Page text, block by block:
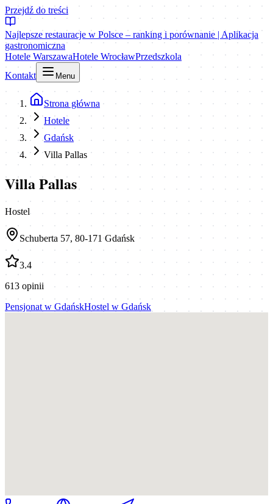
Przejdź do treści
Najlepsze restauracje w Polsce – ranking i porównanie | Aplikacja
gastronomiczna
Hotele WarszawaHotele WrocławPrzedszkola
Kontakt
Menu
Strona główna
Hotele
Gdańsk
Villa Pallas
Villa Pallas
Hostel
Schuberta 57, 80-171 Gdańsk
3.4
613 opinii
Pensjonat w GdańskHostel w Gdańsk